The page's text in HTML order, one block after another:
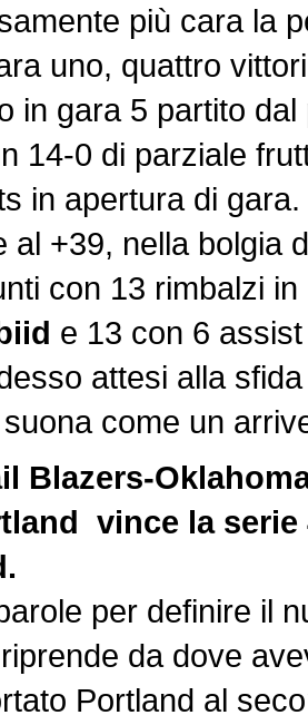
più cara la
uno, quattro
in gara 5 partito
14-0 di parziale
in apertura di
al +39, nella bolgia
con 13 rimbalzi in
e 13 con 6
attesi alla
come un
Blazers-
vince la serie
per definire il
da dove
Portland al